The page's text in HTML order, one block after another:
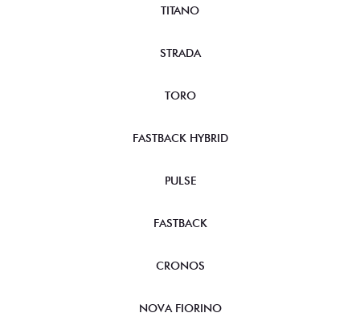
TITANO
STRADA
TORO
FASTBACK HYBRID
PULSE
FASTBACK
CRONOS
NOVA FIORINO